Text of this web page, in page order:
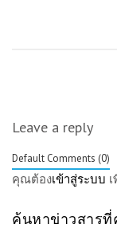
Leave a reply
Default Comments (0)
คุณต้องเข้าสู่ระบบ
ค้นหาข่าวสาร